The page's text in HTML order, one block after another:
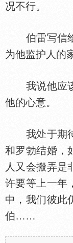
况不行。
伯雷写信给
为他监护人的
我说他应该
他的心意。
我
于期
和罗勃结婚，
人又会搬弄是
许要等上一年
中，我们彼此
伯……